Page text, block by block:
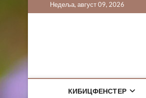
Недеља, август 09, 2026
КИБИЦФЕНСТЕР